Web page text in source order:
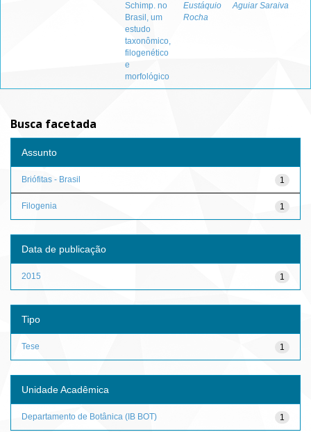
Schimp. no
Brasil, um
estudo
taxonômico,
filogenético
e
morfológico
Eustáquio
Rocha
Aguiar Saraiva
Busca facetada
Assunto
1
Briófitas - Brasil
1
Filogenia
Data de publicação
1
2015
Tipo
1
Tese
Unidade Acadêmica
1
Departamento de Botânica (IB BOT)